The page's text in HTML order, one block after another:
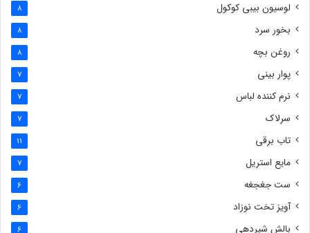
لوسیون بیبی کوکول 8
بخور سرد 8
روغن بچه 8
پوار بینی 7
نرم کننده لباس 7
سرلاک 7
تاب برقی 11
مایع استریل 7
ست جغجغه 6
آویز تخت نوزاد 6
بالش شیردهی 6